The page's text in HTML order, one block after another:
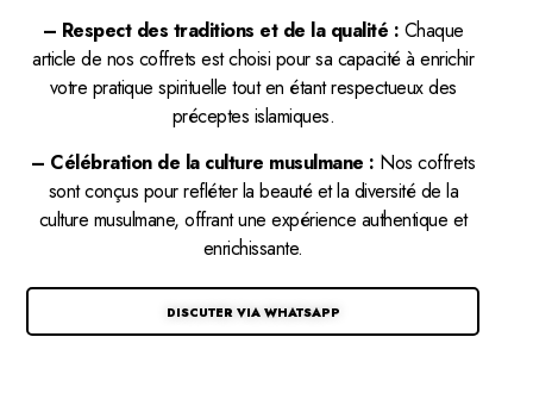
– Respect des traditions et de la qualité : Chaque
article de nos coffrets est choisi pour sa capacité à enrichir
votre pratique spirituelle tout en étant respectueux des
préceptes islamiques.
– Célébration de la culture musulmane : Nos coffrets
sont conçus pour refléter la beauté et la diversité de la
culture musulmane, offrant une expérience authentique et
enrichissante.
DISCUTER VIA WHATSAPP